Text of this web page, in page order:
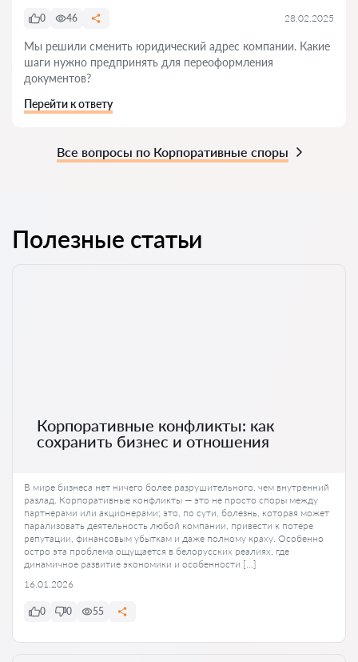
0 46 28.02.2025
Мы решили сменить юридический адрес компании. Какие
шаги нужно предпринять для переоформления
документов?
Перейти к ответу
Все вопросы по Корпоративные споры
Полезные статьи
Корпоративные конфликты: как
сохранить бизнес и отношения
В мире бизнеса нет ничего более разрушительного, чем внутренний
разлад. Корпоративные конфликты — это не просто споры между
партнерами или акционерами; это, по сути, болезнь, которая может
парализовать деятельность любой компании, привести к потере
репутации, финансовым убыткам и даже полному краху. Особенно
остро эта проблема ощущается в белорусских реалиях, где
динамичное развитие экономики и особенности […]
16.01.2026
0 0 55